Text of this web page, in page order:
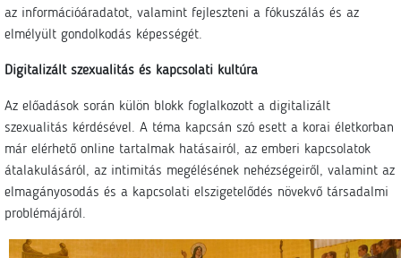
az információáradatot, valamint fejleszteni a fókuszálás és az
elmélyült gondolkodás képességét.
Digitalizált szexualitás és kapcsolati kultúra
Az előadások során külön blokk foglalkozott a digitalizált
szexualitás kérdésével. A téma kapcsán szó esett a korai életkorban
már elérhető online tartalmak hatásairól, az emberi kapcsolatok
átalakulásáról, az intimitás megélésének nehézségeiről, valamint az
elmagányosodás és a kapcsolati elszigetelődés növekvő társadalmi
problémájáról.